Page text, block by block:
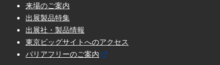
来場のご案内
出展製品特集
出展社・製品情報
東京ビッグサイトへのアクセス
バリアフリーのご案内